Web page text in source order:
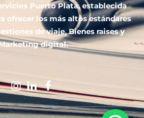
Puerto Plata, establecida
ofrecer los más altos estándares
de viaje, Bienes raises y
digital.